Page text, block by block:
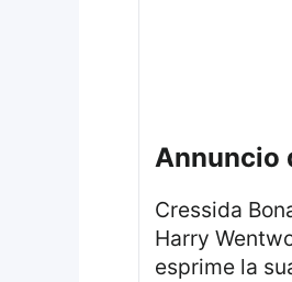
Cressida Bonas, ex fidanzata del principe Harry, ha reso noto di aspettare il suo secondo bambino insieme al marito,
Harry
esprime la